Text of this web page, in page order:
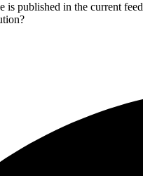
is published in the current feed